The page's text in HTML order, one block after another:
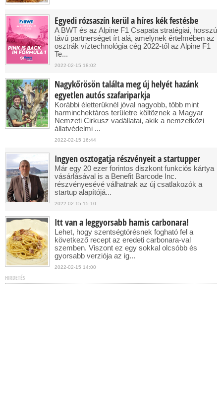
Egyedi rózsaszín kerül a híres kék festésbe
A BWT és az Alpine F1 Csapata stratégiai, hosszú
távú partnerséget írt alá, amelynek értelmében az
osztrák víztechnológia cég 2022-től az Alpine F1
Te...
2022-02-15 18:02
Nagykőrösön találta meg új helyét hazánk
egyetlen autós szafariparkja
Korábbi életterüknél jóval nagyobb, több mint
harminchektáros területre költöznek a Magyar
Nemzeti Cirkusz vadállatai, akik a nemzetközi
állatvédelmi ...
2022-02-15 16:44
Ingyen osztogatja részvényeit a startupper
Már egy 20 ezer forintos diszkont funkciós kártya
vásárlásával is a Benefit Barcode Inc.
részvényesévé válhatnak az új csatlakozók a
startup alapítójá...
2022-02-15 15:10
Itt van a leggyorsabb hamis carbonara!
Lehet, hogy szentségtörésnek fogható fel a
következő recept az eredeti carbonara-val
szemben. Viszont ez egy sokkal olcsóbb és
gyorsabb verziója az ig...
2022-02-15 14:00
HIRDETÉS